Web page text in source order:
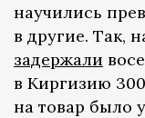
научились
в другие. Так,
задержали
в Киргизию
на товар было